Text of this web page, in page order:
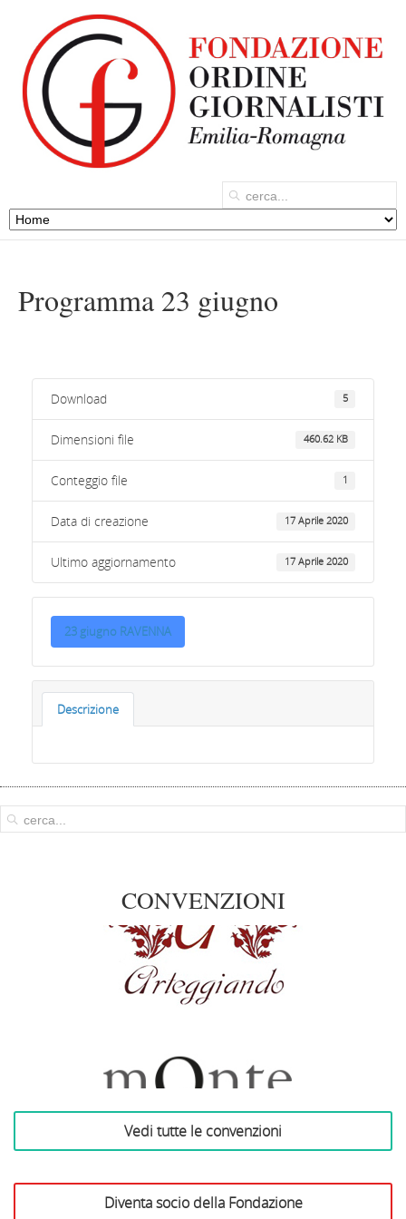
Programma 23 giugno
Download 5
Dimensioni file 460.62 KB
Conteggio file 1
Data di creazione 17 Aprile 2020
Ultimo aggiornamento 17 Aprile 2020
23 giugno RAVENNA
Descrizione
CONVENZIONI
Azienda Vinicola Monte
delle Vigne
Vedi tutte le convenzioni
Diventa socio della Fondazione